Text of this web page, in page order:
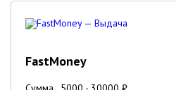
FastMoney